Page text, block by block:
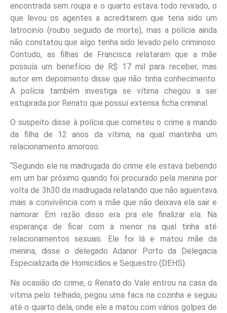
encontrada sem roupa e o quarto estava todo revirado, o
que levou os agentes a acreditarem que teria sido um
latrocinío (roubo seguido de morte), mas a polícia ainda
não constatou que algo tenha sido levado pelo criminoso.
Contudo, as filhas de Francisca relataram que a mãe
possuía um benefício de R$ 17 mil para receber, mas
autor em depoimento disse que não tinha conhecimento.
A polícia também investiga se vítima chegou a ser
estuprada por Renato que possuí extensa ficha criminal.
O suspeito disse à polícia que cometeu o crime a mando
da filha de 12 anos da vítima, na qual mantinha um
relacionamento amoroso.
“Segundo ele na madrugada do crime ele estava bebendo
em um bar próximo quando foi procurado pela menina por
volta de 3h30 da madrugada relatando que não aguentava
mais a convivência com a mãe que não deixava ela sair e
namorar. Em razão disso era pra ele finalizar ela. Na
esperança de ficar com a menor na qual tinha até
relacionamentos sexuais. Ele foi lá e matou mãe da
menina, disse o delegado Adanor Porto da Delegacia
Especializada de Homicídios e Sequestro (DEHS).
Na ocasião do crime, o Renato do Vale entrou na casa da
vítima pelo telhado, pegou uma faca na cozinha e seguiu
até o quarto dela, onde ele a matou com vários golpes de